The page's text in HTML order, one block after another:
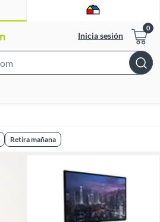
Inicia sesión
Bar
Retira mañana